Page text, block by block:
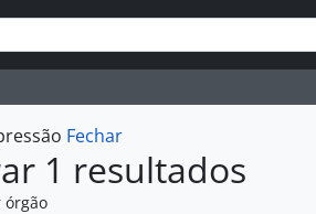
Fechar
1 resultados
órgão